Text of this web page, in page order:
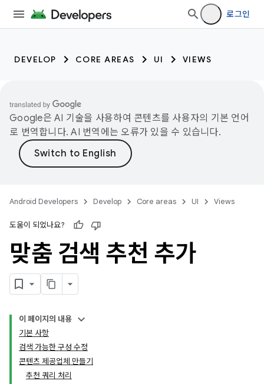
로그인
DEVELOP CORE AREAS UI VIEWS
Google은 AI 기술을 사용하여 콘텐츠를 사용자의 기본 언어
로 번역합니다. AI 번역에는 오류가 있을 수 있습니다.
Android Developers Develop Core areas UI Views
도움이 되었나요?
맞춤 검색 추천 추가
이 페이지의 내용
기본 사항
검색 가능한 구성 수정
콘텐츠 제공업체 만들기
추천 쿼리 처리